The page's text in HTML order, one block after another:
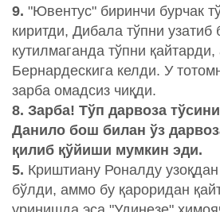
9. "Ювентус" биринчи бурчак
киритди, Дибала тўпни
кутилмаганда тўпни
Бернардескига келди. У
зарба омадсиз чиқди.
8. Зарба! Тўп дарвоза
Данило бош билан ўз
қилиб қўйиши мумкин эди.
5. Криштиану Роналду
бўлди, аммо бу қароридан